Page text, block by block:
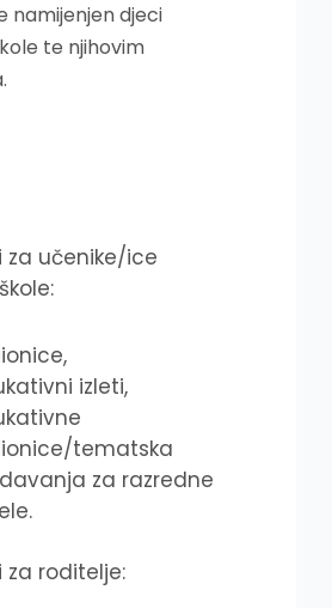
namijenjen djeci
te njihovim
za učenike/ice
izleti,
tematska
za razredne
za roditelje: